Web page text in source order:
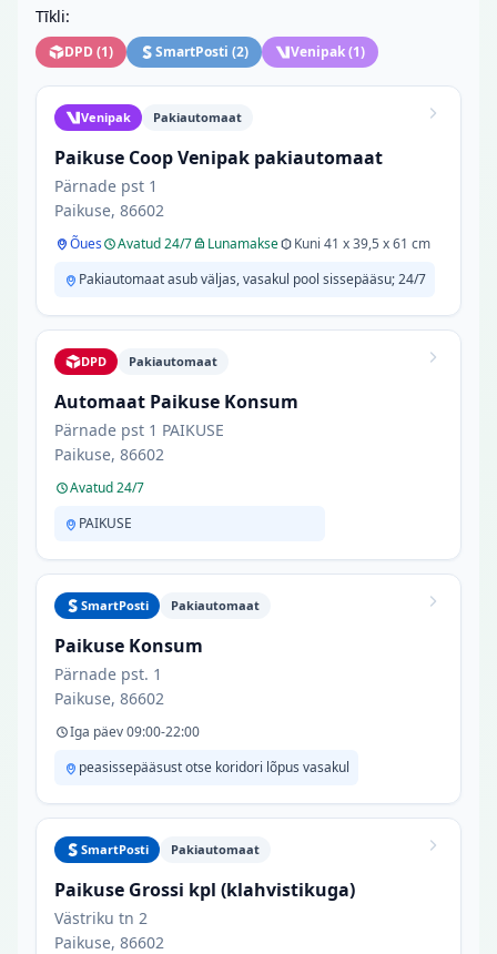
Tīkli:
DPD(1) SmartPosti (2) Venipak(1)
Venipak Pakiautomaat
Paikuse Coop Venipak pakiautomaat
Pärnade pst 1
Paikuse, 86602
Õues Avatud 24/7 Lunamakse
Kuni 41 x 39,5 x 61 cm
Pakiautomaat asub väljas, vasakul pool sissepääsu; 24/7
DPD Pakiautomaat
Automaat Paikuse Konsum
Pärnade pst 1 PAIKUSE
Paikuse, 86602
Avatud 24/7
PAIKUSE
SmartPosti Pakiautomaat
Paikuse Konsum
Pärnade pst. 1
Paikuse, 86602
Iga päev 09:00-22:00
peasissepääsust otse koridori lõpus vasakul
SmartPosti Pakiautomaat
Paikuse Grossi kpl (klahvistikuga)
Västriku tn 2
Paikuse, 86602